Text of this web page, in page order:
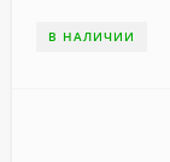
В НАЛИЧИИ